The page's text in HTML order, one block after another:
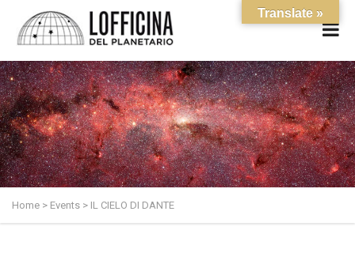
Home > Events > IL CIELO DI DANTE
Translate »